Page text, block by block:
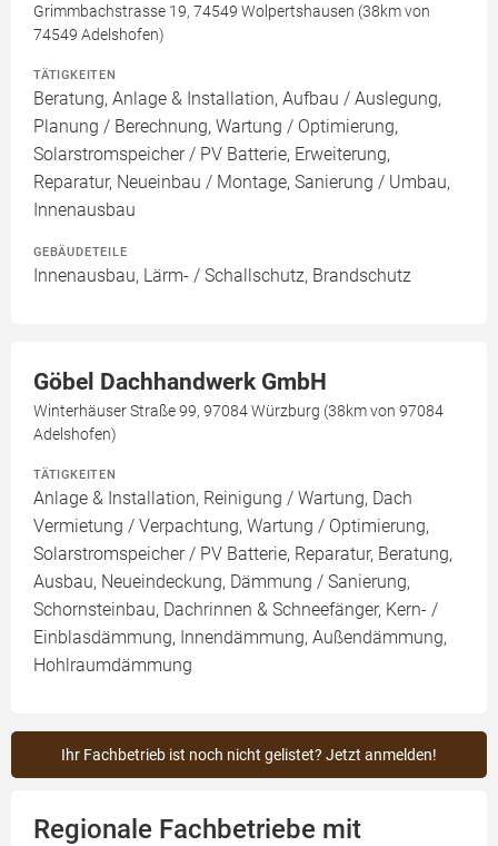
Grimmbachstrasse 19, 74549 Wolpertshausen (38km von
74549 Adelshofen)
TÄTIGKEITEN
Beratung, Anlage & Installation, Aufbau / Auslegung,
Planung / Berechnung, Wartung / Optimierung,
Solarstromspeicher / PV Batterie, Erweiterung,
Reparatur, Neueinbau / Montage, Sanierung / Umbau,
Innenausbau
GEBÄUDETEILE
Innenausbau, Lärm- / Schallschutz, Brandschutz
Göbel Dachhandwerk GmbH
Winterhäuser Straße 99, 97084 Würzburg (38km von 97084
Adelshofen)
TÄTIGKEITEN
Anlage & Installation, Reinigung / Wartung, Dach
Vermietung / Verpachtung, Wartung / Optimierung,
Solarstromspeicher / PV Batterie, Reparatur, Beratung,
Ausbau, Neueindeckung, Dämmung / Sanierung,
Schornsteinbau, Dachrinnen & Schneefänger, Kern- /
Einblasdämmung, Innendämmung, Außendämmung,
Hohlraumdämmung
Ihr Fachbetrieb ist noch nicht gelistet? Jetzt anmelden!
Regionale Fachbetriebe mit